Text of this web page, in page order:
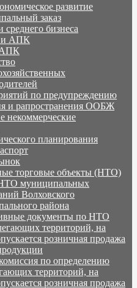
развитие
заказ
бизнеса
и АПК
по предупреждению
и рапространения ООБЖ
некоммерческие
планирования
торговые объекты (НТО)
муниципальных
Волховского
района
документы по НТО
территорий, на
розничная продажа
по определению
территорий, на
розничная продажа